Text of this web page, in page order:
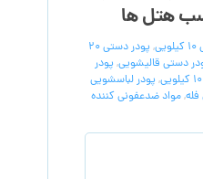
هتل ها
,
پودر دستی 20
دستی قالیشویی, پودر
, پودر لباسشویی
,مواد ضدعفونی کننده